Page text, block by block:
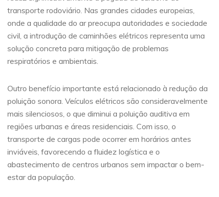
transporte rodoviário. Nas grandes cidades europeias,
onde a qualidade do ar preocupa autoridades e sociedade
civil, a introdução de caminhões elétricos representa uma
solução concreta para mitigação de problemas
respiratórios e ambientais.
Outro benefício importante está relacionado à redução da
poluição sonora. Veículos elétricos são consideravelmente
mais silenciosos, o que diminui a poluição auditiva em
regiões urbanas e áreas residenciais. Com isso, o
transporte de cargas pode ocorrer em horários antes
inviáveis, favorecendo a fluidez logística e o
abastecimento de centros urbanos sem impactar o bem-
estar da população.